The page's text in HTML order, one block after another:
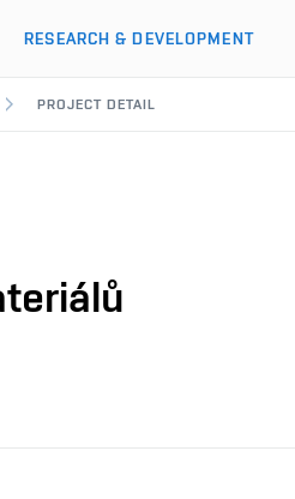
RESEARCH & DEVELOPMENT
PROJECT DETAIL